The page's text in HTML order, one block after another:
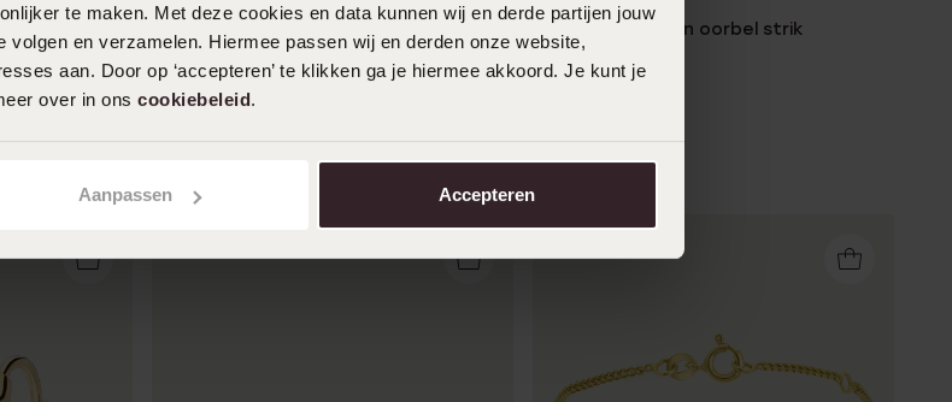
te maken. Met deze cookies en data kunnen wij en derde partijen jouw
volgen en verzamelen. Hiermee passen wij en derden onze website,
aan. Door op ‘accepteren’ te klikken ga je hiermee akkoord. Je kunt je
over in ons cookiebeleid.
Aanpassen Accepteren
met roze
Zilveren goldplated kinderoorringen
vlinder zirkonia
34 99
14 karaat gouden oorbel strik
179.99 119